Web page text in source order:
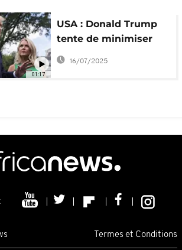
01:17
USA : Donald Trump
tente de minimiser
l'affaire Epstein
16/07/2025
Termes et Conditions